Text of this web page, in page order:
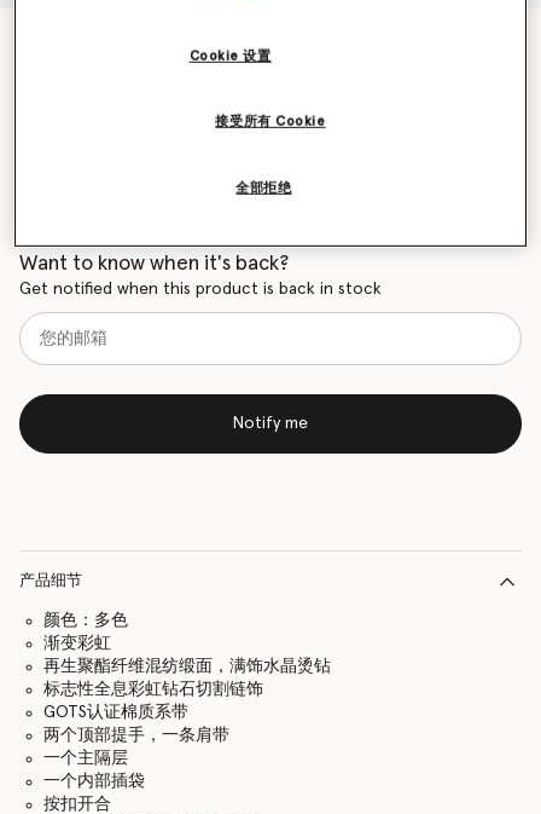
Falabella渐变彩虹水晶迷你托特包
Want to know when it's back?
Get notified when this product is back in stock
Notify me
产品细节
颜色：多色
渐变彩虹
再生聚酯纤维混纺缎面，满饰水晶烫钻
标志性全息彩虹钻石切割链饰
GOTS认证棉质系带
两个顶部提手，一条肩带
一个主隔层
一个内部插袋
按扣开合
Cookie 设置
全部拒绝
接受所有 Cookie